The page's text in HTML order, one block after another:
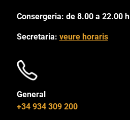
Consergeria: de 8.00 a 22.00 h
Secretaria: veure horaris
General
+34 934 309 200